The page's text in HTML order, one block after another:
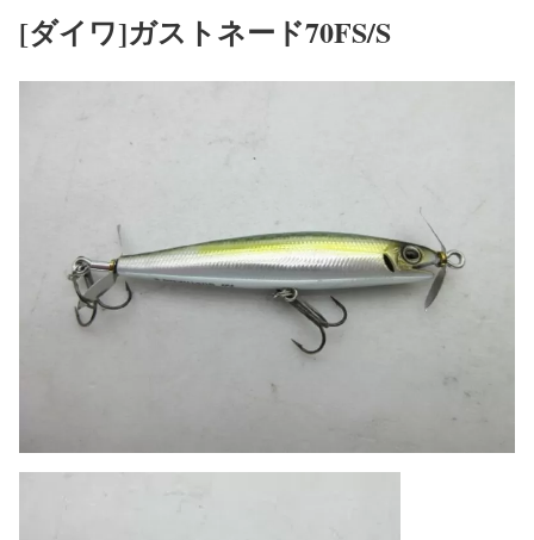
[ダイワ]ガストネード70FS/S